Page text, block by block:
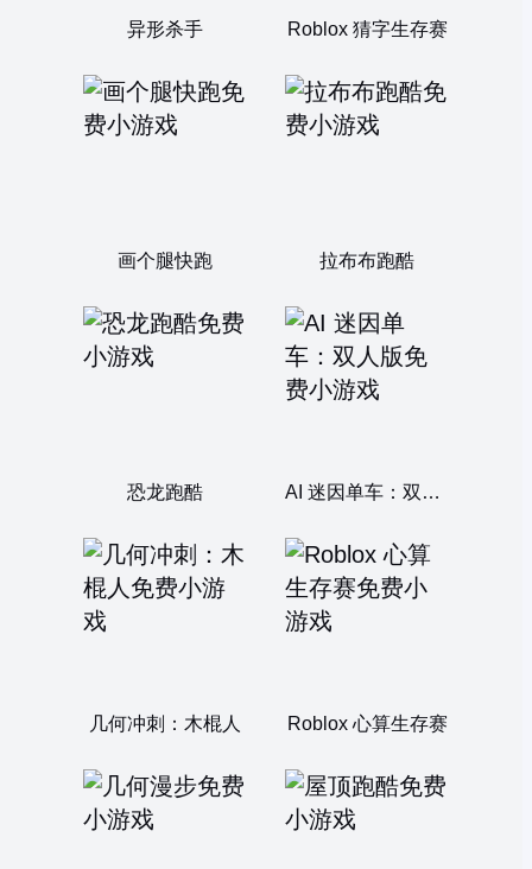
异形杀手 Roblox 猜字生存赛
画个腿快跑 拉布布跑酷
恐龙跑酷 AI 迷因单车：双人版
几何冲刺：木棍人 Roblox 心算生存赛